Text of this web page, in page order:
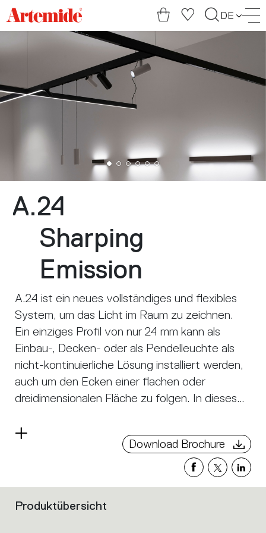
Artemide
home
page
DE
A.24
Sharping
Emission
A.24 ist ein neues vollständiges und flexibles
System, um das Licht im Raum zu zeichnen.
Ein einziges Profil von nur 24 mm kann als
Einbau-, Decken- oder als Pendelleuchte als
nicht-kontinuierliche Lösung installiert werden,
auch um den Ecken einer flachen oder
dreidimensionalen Fläche zu folgen. In dieses
ein: diffuses Licht, Sharp- Lichtleiter mit drei
Öffnungen oder eine intelligente
Magnetschiene. A.24 wird dadurch nicht nur
zum flexiblen System, sondern zur offenen
Read
Download Brochure
Filters
Produktübersicht